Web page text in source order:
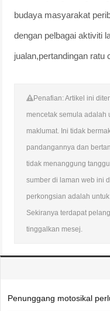
budaya masyarakat
dengan pelbagai aktiviti
jualan,pertandingan ratu
Penafian: Artikel ini
mencetak semula adalah
maklumat. Ini tidak
pandangannya dan
tidak menanggung
sumber di laman web ini
perkongsian adalah
Sekiranya terdapat
tinggalkan mesej.
Penunggang motosikal